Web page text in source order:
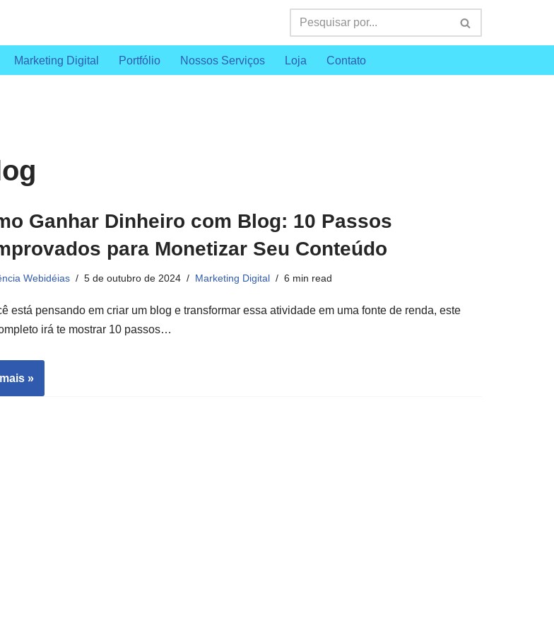
Marketing Digital Portfólio Nossos Serviços Loja Contato
Ganhar Dinheiro com Blog: 10 Passos
para Monetizar Seu Conteúdo
Webidéias 5 de outubro de 2024 Marketing Digital 6 min read
está pensando em criar um blog e transformar essa atividade em uma fonte de renda, este
irá te mostrar 10 passos…
»